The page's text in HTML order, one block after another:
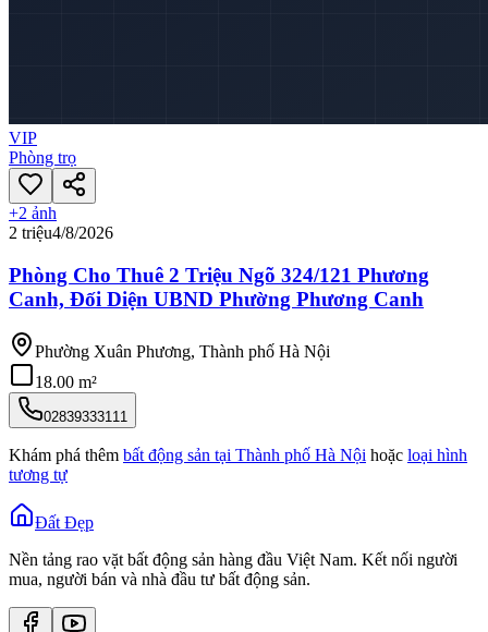
VIP
Phòng trọ
+2 ảnh
2 triệu4/8/2026
Phòng Cho Thuê 2 Triệu Ngõ 324/121 Phương
Canh, Đối Diện UBND Phường Phương Canh
Phường Xuân Phương, Thành phố Hà Nội
18.00 m²
02839333111
Khám phá thêm bất động sản tại Thành phố Hà Nội hoặc loại hình
tương tự
Đất Đẹp
Nền tảng rao vặt bất động sản hàng đầu Việt Nam. Kết nối người
mua, người bán và nhà đầu tư bất động sản.